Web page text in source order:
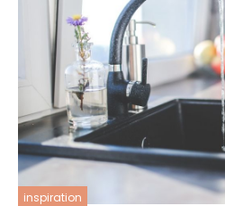
inspiration